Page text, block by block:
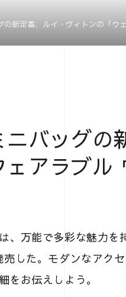
の新定番、ルイ・ヴィトンの「ウ
ニバッグの
ェアラブル
、万能で多彩な魅力
売した。モダンなアク
をお伝えしよう。